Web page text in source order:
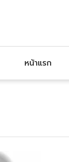
หน้าแรก